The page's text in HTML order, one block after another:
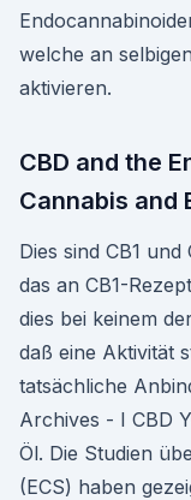
welche an
aktivieren.
CBD and the
Cannabis and
Dies sind CB1
das an CB1-
dies bei keinem
daß eine Aktivität
tatsächliche
Archives - I CBD
Öl. Die Studien
(ECS) haben